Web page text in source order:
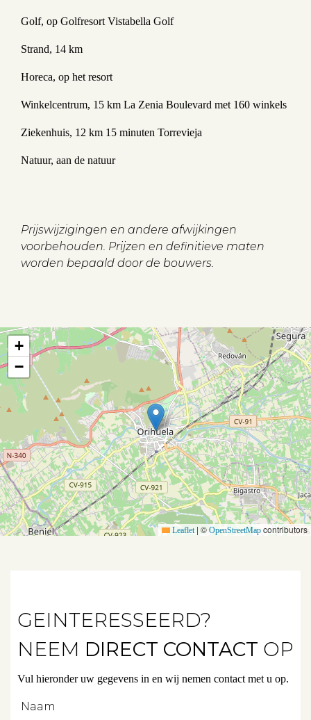
Aanbod
Koopwoningen
Diensten
Verkopen
Golf, op Golfresort Vistabella Golf
Strand, 14 km
Horeca, op het resort
Winkelcentrum, 15 km La Zenia Boulevard met 160 winkels
Ziekenhuis, 12 km 15 minuten Torrevieja
Natuur, aan de natuur
Prijswijzigingen en andere afwijkingen
voorbehouden. Prijzen en definitieve maten
worden bepaald door de bouwers.
+
−
Leaflet | © OpenStreetMap contributors
GEINTERESSEERD?
NEEM DIRECT CONTACT OP
Vul hieronder uw gegevens in en wij nemen contact met u op.
Naam